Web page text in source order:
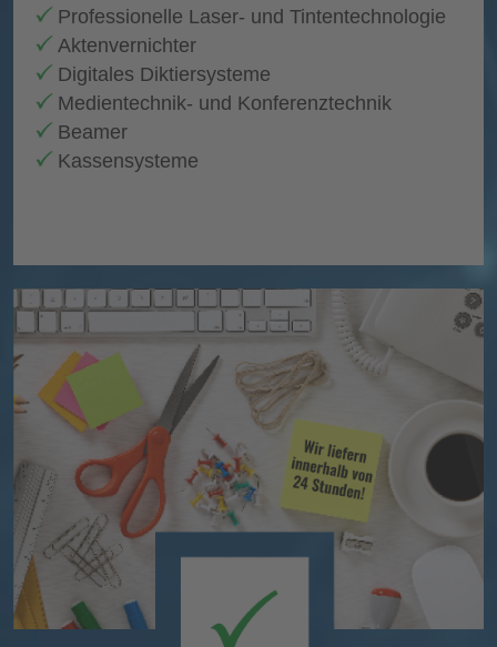
Professionelle Laser- und Tintentechnologie
Aktenvernichter
Digitales Diktiersysteme
Medientechnik- und Konferenztechnik
Beamer
Kassensysteme